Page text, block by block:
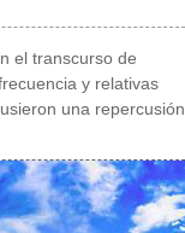
el transcurso de
y relativas
una repercusión